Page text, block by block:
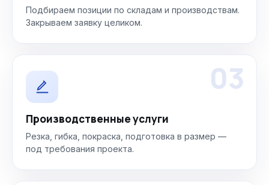
Подбираем позиции по складам и производствам.
Закрываем заявку целиком.
03
Производственные услуги
Резка, гибка, покраска, подготовка в размер —
под требования проекта.